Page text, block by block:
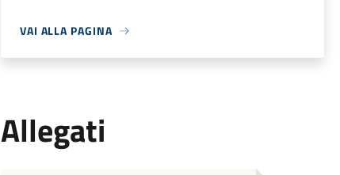
VAI ALLA PAGINA
Allegati